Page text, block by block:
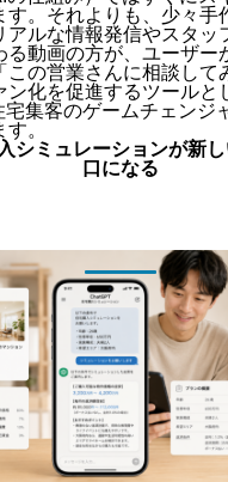
す。それよりも、少々手
アルな情報発信やスタッ
る動画の方が、ユーザー
この営業さんに相談して
ン化を促進するツールと
宅集客のゲームチェンジ
。
シミュレーションが新
口になる